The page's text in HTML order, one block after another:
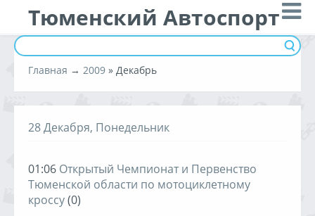
Тюменский Автоспорт
Главная → 2009 » Декабрь
28 Декабря, Понедельник
01:06 Открытый Чемпионат и Первенство
Тюменской области по мотоциклетному
кроссу(0)